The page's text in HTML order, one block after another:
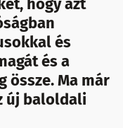
hogy azt
és
és a
Ma már
új baloldali